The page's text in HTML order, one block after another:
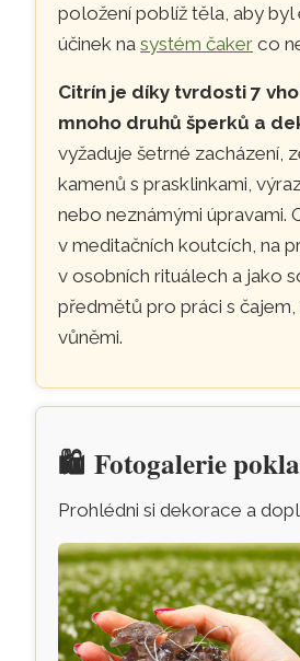
položení poblíž těla, aby
účinek nasystém čaker co
Citrín je díky tvrdosti 7
mnoho druhů šperků a
vyžaduje šetrné zacházení,
kamenů s prasklinkami,
nebo neznámými úpravami.
v meditačních koutcích, na
v osobních rituálech a jako
předmětů pro práci s
vůněmi.
🛍️Fotogalerie
Prohlédni si dekorace a